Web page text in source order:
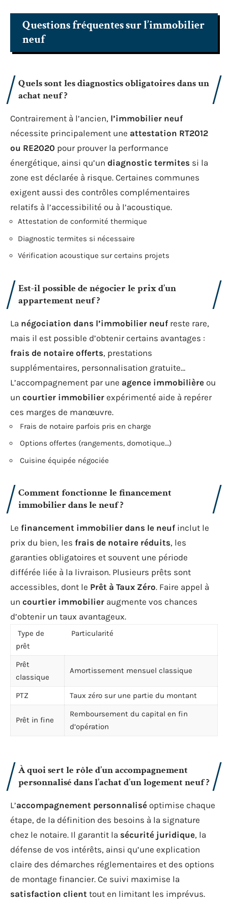
Questions fréquentes sur l’immobilier
neuf
Quels sont les diagnostics obligatoires dans un
achat neuf ?
Contrairement à l’ancien, l’immobilier neuf
nécessite principalement une attestation RT2012
ou RE2020 pour prouver la performance
énergétique, ainsi qu’un diagnostic termites si la
zone est déclarée à risque. Certaines communes
exigent aussi des contrôles complémentaires
relatifs à l’accessibilité ou à l’acoustique.
Attestation de conformité thermique
Diagnostic termites si nécessaire
Vérification acoustique sur certains projets
Est-il possible de négocier le prix d’un
appartement neuf ?
La négociation dans l’immobilier neufreste rare,
mais il est possible d’obtenir certains avantages :
frais de notaire offerts, prestations
supplémentaires, personnalisation gratuite…
L’accompagnement par une agence immobilière ou
un courtier immobilier expérimenté aide à repérer
ces marges de manœuvre.
Frais de notaire parfois pris en charge
Options offertes (rangements, domotique…)
Cuisine équipée négociée
Comment fonctionne le financement
immobilier dans le neuf ?
Le financement immobilier dans le neufinclut le
prix du bien, les frais de notaire réduits, les
garanties obligatoires et souvent une période
différée liée à la livraison. Plusieurs prêts sont
accessibles, dont le Prêt à Taux Zéro. Faire appel à
un courtier immobilier augmente vos chances
d’obtenir un taux avantageux.
Type de
prêt
Particularité
Prêt
classique
Amortissement mensuel classique
PTZ Taux zéro sur une partie du montant
Prêt in fine
Remboursement du capital en fin
d’opération
À quoi sert le rôle d’un accompagnement
personnalisé dans l’achat d’un logement neuf ?
L’accompagnement personnalisé optimise chaque
étape, de la définition des besoins à la signature
chez le notaire. Il garantit la sécurité juridique, la
défense de vos intérêts, ainsi qu’une explication
claire des démarches réglementaires et des options
de montage financier. Ce suivi maximise la
satisfaction client tout en limitant les imprévus.